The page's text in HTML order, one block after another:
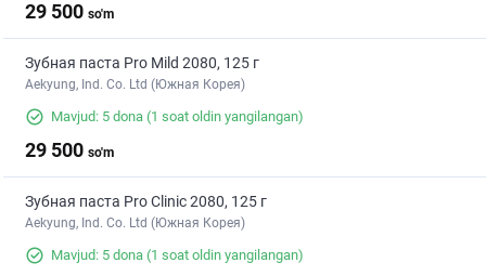
29 500 so'm
Зубная паста Pro Mild 2080, 125 г
Aekyung, Ind. Co. Ltd (Южная Корея)
Mavjud: 5 dona (1 soat oldin yangilangan)
29 500 so'm
Зубная паста Pro Clinic 2080, 125 г
Aekyung, Ind. Co. Ltd (Южная Корея)
Mavjud: 5 dona (1 soat oldin yangilangan)